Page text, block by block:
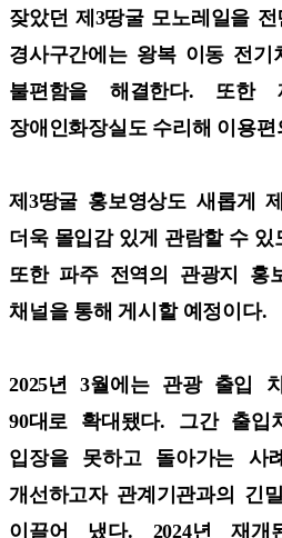
잦았던 제3땅굴 모노레일을
경사구간에는 왕복 이동 전기
불편함을 해결한다. 또한
장애인화장실도 수리해 이용
제3땅굴 홍보영상도 새롭게
더욱 몰입감 있게 관람할 수
또한 파주 전역의 관광지 홍
채널을 통해 게시할 예정이다.
2025년 3월에는 관광 출입
90대로 확대됐다. 그간 출입
입장을 못하고 돌아가는 사
개선하고자 관계기관과의 긴
이끌어 냈다. 2024년 재개